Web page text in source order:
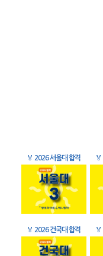
🏅 2026 서울대 합격 🏅
🏅 2026 건국대 합격 🏅